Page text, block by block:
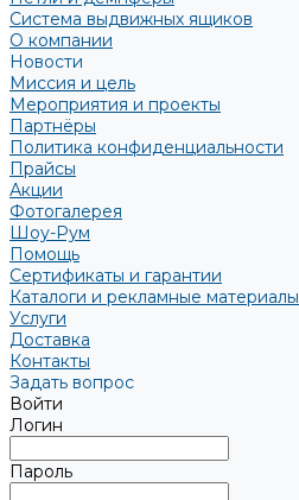
Система выдвижных ящиков
О компании
Новости
Миссия и цель
Мероприятия и проекты
Партнёры
Политика конфиденциальности
Прайсы
Акции
Фотогалерея
Шоу-Рум
Помощь
Сертификаты и гарантии
Каталоги и рекламные материалы
Услуги
Доставка
Контакты
Задать вопрос
Войти
Логин
Пароль